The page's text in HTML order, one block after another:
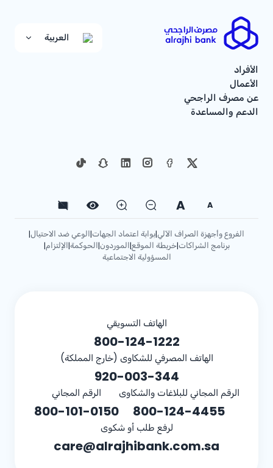
العربية
الأفراد
الأعمال
عن مصرف الراجحي
الدعم والمساعدة
A
A
الفروع وأجهزة الصراف الآلي|بوابة اعتماد الجهات|الوعي ضد الاحتيال|
برنامج الشراكات|خريطة الموقع|الموردون|الحوكمة|الإلتزام|
المسؤولية الاجتماعية
الهاتف التسويقي
800-124-1222
الهاتف المصرفي للشكاوى (خارج المملكة)
920-003-344
الرقم المجاني للبلاغات والشكاوى
800-124-4455
الرقم المجاني
800-101-0150
لرفع طلب أو شكوى
care@alrajhibank.com.sa